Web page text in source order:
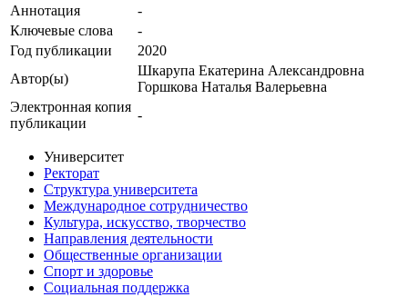
Аннотация
-
Ключевые cлова
-
Год публикации
2020
Автор(ы)
Шкарупа Екатерина Александровна
Горшкова Наталья Валерьевна
Электронная копия
публикации
-
Университет
Ректорат
Структура университета
Международное сотрудничество
Культура, искусство, творчество
Направления деятельности
Общественные организации
Спорт и здоровье
Социальная поддержка